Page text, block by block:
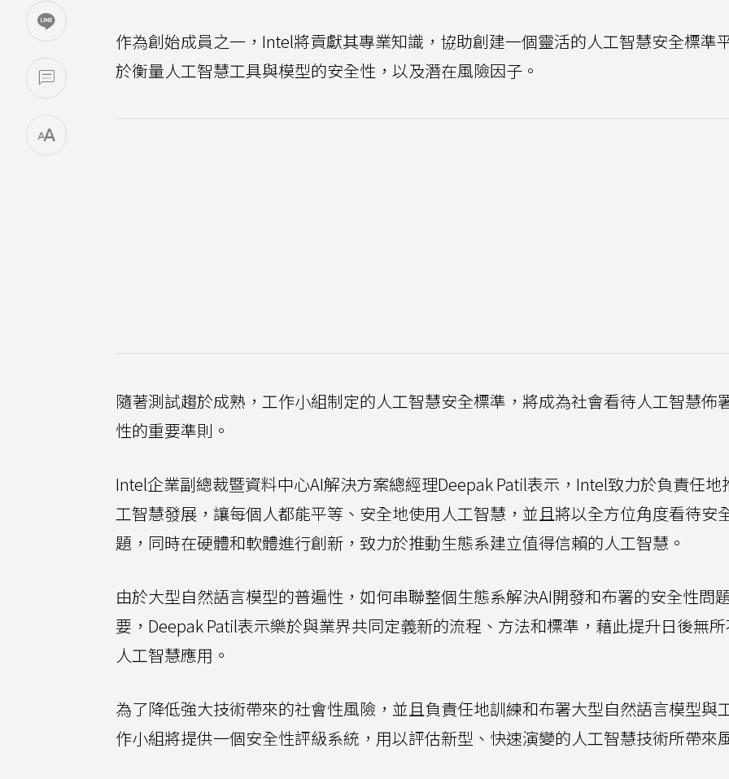
作為創始成員之一，Intel將貢獻其專業知識，協助創建一個靈活的人工智慧安全標準
於衡量人工智慧工具與模型的安全性，以及潛在風險因子。
隨著測試趨於成熟，工作小組制定的人工智慧安全標準，將成為社會看待人工智慧佈
性的重要準則。
Intel企業副總裁暨資料中心AI解決方案總經理Deepak Patil表示，Intel致力於負責任地
工智慧發展，讓每個人都能平等、安全地使用人工智慧，並且將以全方位角度看待安
題，同時在硬體和軟體進行創新，致力於推動生態系建立值得信賴的人工智慧。
由於大型自然語言模型的普遍性，如何串聯整個生態系解決AI開發和布署的安全性問
要，Deepak Patil表示樂於與業界共同定義新的流程、方法和標準，藉此提升日後無
人工智慧應用。
為了降低強大技術帶來的社會性風險，並且負責任地訓練和布署大型自然語言模型與
作小組將提供一個安全性評級系統，用以評估新型、快速演變的人工智慧技術所帶來